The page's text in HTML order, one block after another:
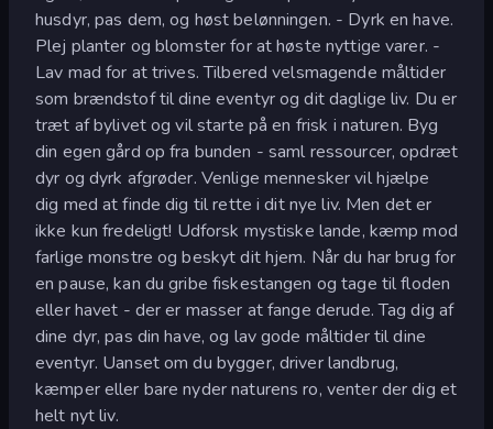
husdyr, pas dem, og høst belønningen. - Dyrk en have.
Plej planter og blomster for at høste nyttige varer. -
Lav mad for at trives. Tilbered velsmagende måltider
som brændstof til dine eventyr og dit daglige liv. Du er
træt af bylivet og vil starte på en frisk i naturen. Byg
din egen gård op fra bunden - saml ressourcer, opdræt
dyr og dyrk afgrøder. Venlige mennesker vil hjælpe
dig med at finde dig til rette i dit nye liv. Men det er
ikke kun fredeligt! Udforsk mystiske lande, kæmp mod
farlige monstre og beskyt dit hjem. Når du har brug for
en pause, kan du gribe fiskestangen og tage til floden
eller havet - der er masser at fange derude. Tag dig af
dine dyr, pas din have, og lav gode måltider til dine
eventyr. Uanset om du bygger, driver landbrug,
kæmper eller bare nyder naturens ro, venter der dig et
helt nyt liv.